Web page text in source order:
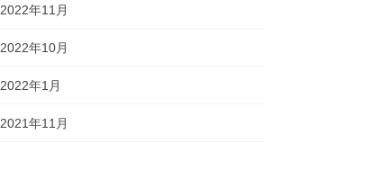
2022年11月
2022年10月
2022年1月
2021年11月